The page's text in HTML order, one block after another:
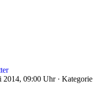
2014, 09:00 Uhr · Kategorie